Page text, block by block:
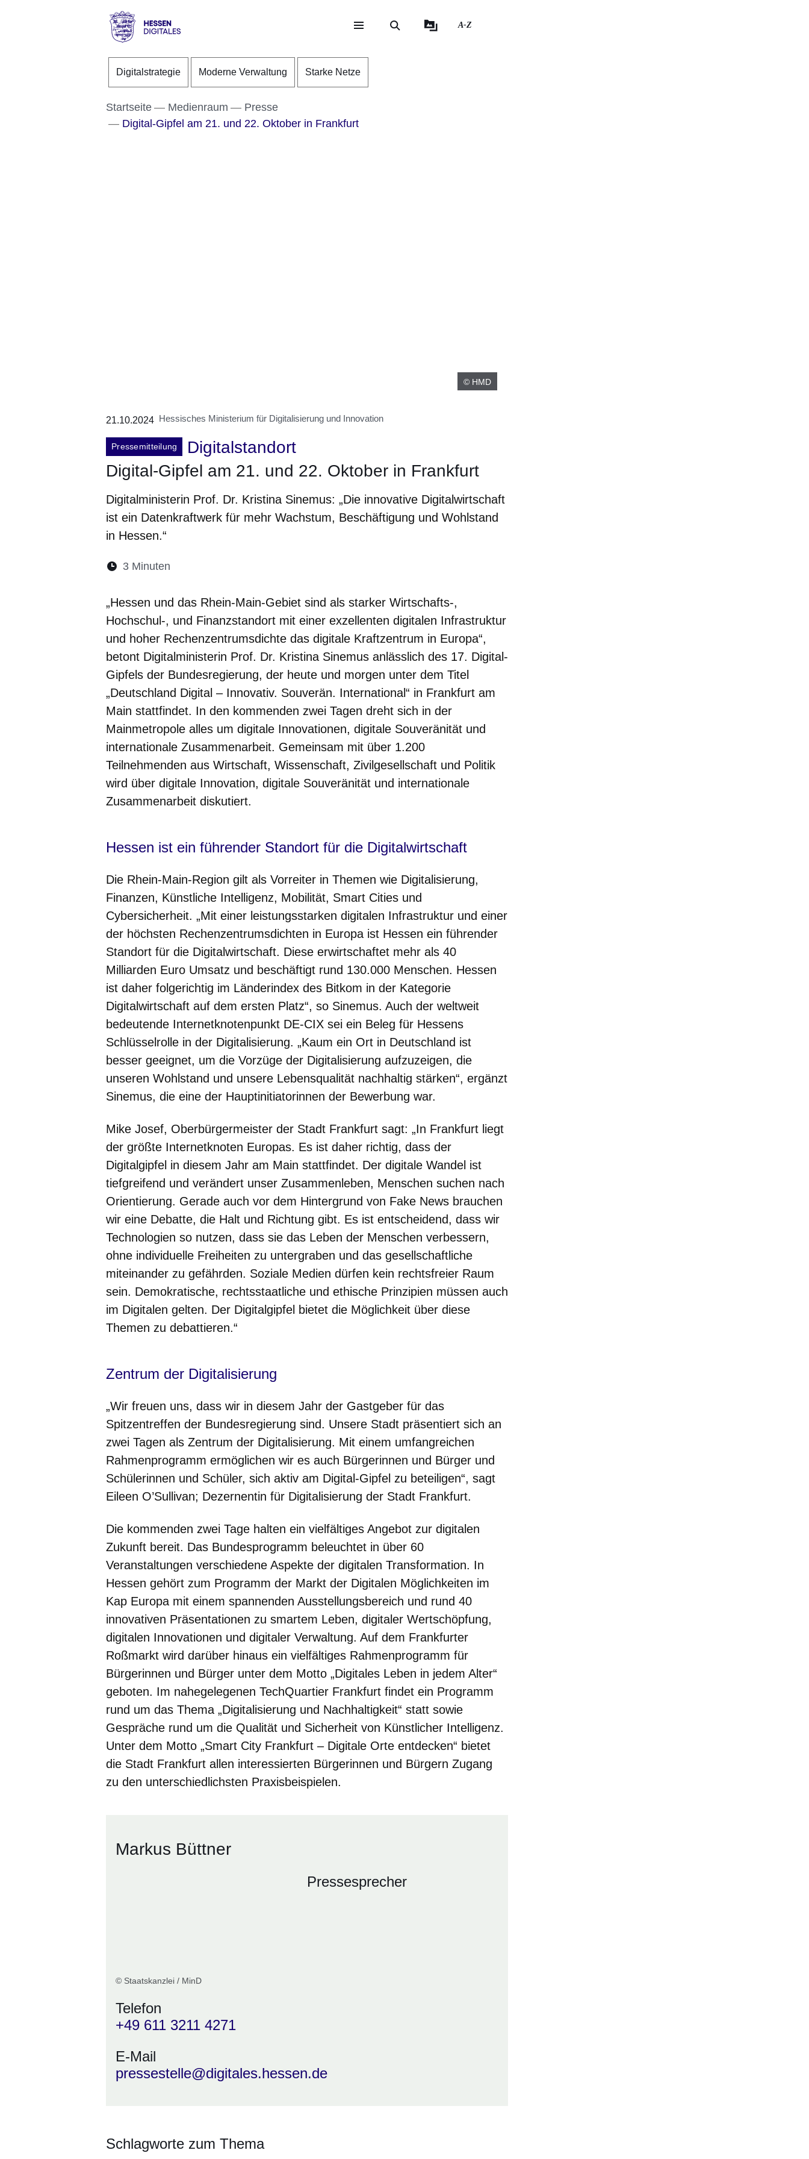
Direkt zum Kopf der Seite
Direkt zum Inhalt
Direkt zum Fuß der Seite
Digitales
A-Z
Digitalstrategie Moderne Verwaltung Starke Netze
Startseite Medienraum
Presse
Digital-Gipfel am 21. und 22. Oktober in Frankfurt
© HMD
21.10.2024 Hessisches Ministerium für Digitalisierung und Innovation
Pressemitteilung
Digitalstandort
Digital-Gipfel am 21. und 22. Oktober in Frankfurt
Digitalministerin Prof. Dr. Kristina Sinemus: „Die innovative Digitalwirtschaft
ist ein Datenkraftwerk für mehr Wachstum, Beschäftigung und Wohlstand
in Hessen.“
Lesedauer:
3 Minuten
„Hessen und das Rhein-Main-Gebiet sind als starker Wirtschafts-,
Hochschul-, und Finanzstandort mit einer exzellenten digitalen Infrastruktur
und hoher Rechenzentrumsdichte das digitale Kraftzentrum in Europa“,
betont Digitalministerin Prof. Dr. Kristina Sinemus anlässlich des 17. Digital-
Gipfels der Bundesregierung, der heute und morgen unter dem Titel
„Deutschland Digital – Innovativ. Souverän. International“ in Frankfurt am
Main stattfindet. In den kommenden zwei Tagen dreht sich in der
Mainmetropole alles um digitale Innovationen, digitale Souveränität und
internationale Zusammenarbeit. Gemeinsam mit über 1.200
Teilnehmenden aus Wirtschaft, Wissenschaft, Zivilgesellschaft und Politik
wird über digitale Innovation, digitale Souveränität und internationale
Zusammenarbeit diskutiert.
Hessen ist ein führender Standort für die Digitalwirtschaft
Die Rhein-Main-Region gilt als Vorreiter in Themen wie Digitalisierung,
Finanzen, Künstliche Intelligenz, Mobilität, Smart Cities und
Cybersicherheit. „Mit einer leistungsstarken digitalen Infrastruktur und einer
der höchsten Rechenzentrumsdichten in Europa ist Hessen ein führender
Standort für die Digitalwirtschaft. Diese erwirtschaftet mehr als 40
Milliarden Euro Umsatz und beschäftigt rund 130.000 Menschen. Hessen
ist daher folgerichtig im Länderindex des Bitkom in der Kategorie
Digitalwirtschaft auf dem ersten Platz“, so Sinemus. Auch der weltweit
bedeutende Internetknotenpunkt DE-CIX sei ein Beleg für Hessens
Schlüsselrolle in der Digitalisierung. „Kaum ein Ort in Deutschland ist
besser geeignet, um die Vorzüge der Digitalisierung aufzuzeigen, die
unseren Wohlstand und unsere Lebensqualität nachhaltig stärken“, ergänzt
Sinemus, die eine der Hauptinitiatorinnen der Bewerbung war.
Mike Josef, Oberbürgermeister der Stadt Frankfurt sagt: „In Frankfurt liegt
der größte Internetknoten Europas. Es ist daher richtig, dass der
Digitalgipfel in diesem Jahr am Main stattfindet. Der digitale Wandel ist
tiefgreifend und verändert unser Zusammenleben, Menschen suchen nach
Orientierung. Gerade auch vor dem Hintergrund von Fake News brauchen
wir eine Debatte, die Halt und Richtung gibt. Es ist entscheidend, dass wir
Technologien so nutzen, dass sie das Leben der Menschen verbessern,
ohne individuelle Freiheiten zu untergraben und das gesellschaftliche
miteinander zu gefährden. Soziale Medien dürfen kein rechtsfreier Raum
sein. Demokratische, rechtsstaatliche und ethische Prinzipien müssen auch
im Digitalen gelten. Der Digitalgipfel bietet die Möglichkeit über diese
Themen zu debattieren.“
Zentrum der Digitalisierung
„Wir freuen uns, dass wir in diesem Jahr der Gastgeber für das
Spitzentreffen der Bundesregierung sind. Unsere Stadt präsentiert sich an
zwei Tagen als Zentrum der Digitalisierung. Mit einem umfangreichen
Rahmenprogramm ermöglichen wir es auch Bürgerinnen und Bürger und
Schülerinnen und Schüler, sich aktiv am Digital-Gipfel zu beteiligen“, sagt
Eileen O’Sullivan; Dezernentin für Digitalisierung der Stadt Frankfurt.
Die kommenden zwei Tage halten ein vielfältiges Angebot zur digitalen
Zukunft bereit. Das Bundesprogramm beleuchtet in über 60
Veranstaltungen verschiedene Aspekte der digitalen Transformation. In
Hessen gehört zum Programm der Markt der Digitalen Möglichkeiten im
Kap Europa mit einem spannenden Ausstellungsbereich und rund 40
innovativen Präsentationen zu smartem Leben, digitaler Wertschöpfung,
digitalen Innovationen und digitaler Verwaltung. Auf dem Frankfurter
Roßmarkt wird darüber hinaus ein vielfältiges Rahmenprogramm für
Bürgerinnen und Bürger unter dem Motto „Digitales Leben in jedem Alter“
geboten. Im nahegelegenen TechQuartier Frankfurt findet ein Programm
rund um das Thema „Digitalisierung und Nachhaltigkeit“ statt sowie
Gespräche rund um die Qualität und Sicherheit von Künstlicher Intelligenz.
Unter dem Motto „Smart City Frankfurt – Digitale Orte entdecken“ bietet
die Stadt Frankfurt allen interessierten Bürgerinnen und Bürgern Zugang
zu den unterschiedlichsten Praxisbeispielen.
Markus Büttner
© Staatskanzlei / MinD
Pressesprecher
Telefon
+49 611 3211 4271
E-Mail
pressestelle@digitales.hessen.de
Schlagworte zum Thema